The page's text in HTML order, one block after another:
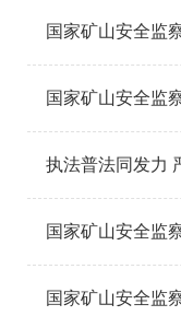
国家矿山安全监
国家矿山安全监
执法普法同发力
国家矿山安全监
国家矿山安全监